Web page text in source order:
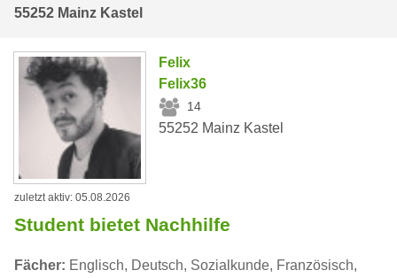
55252 Mainz Kastel
Felix
Felix36
14
55252 Mainz Kastel
zuletzt aktiv: 05.08.2026
Student bietet Nachhilfe
Fächer: Englisch, Deutsch, Sozialkunde, Französisch,